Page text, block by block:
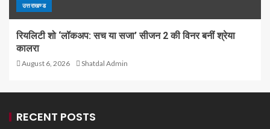
उत्तराखण्ड
रियलिटी शो ‘लॉकअप: सच या सजा’ सीजन 2 की विनर बनीं श्रेया
कालरा
August 6, 2026 Shatdal Admin
RECENT POSTS